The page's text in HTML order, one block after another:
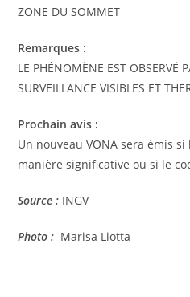
ZONE DU SOMMET
Remarques :
LE PHÉNOMÈNE EST OBSERVÉ
SURVEILLANCE VISIBLES ET
Prochain avis :
Un nouveau VONA sera émis
manière significative ou si le
Source : INGV
Photo : Marisa Liotta